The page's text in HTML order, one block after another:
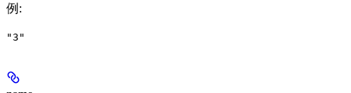
例 :
"3"